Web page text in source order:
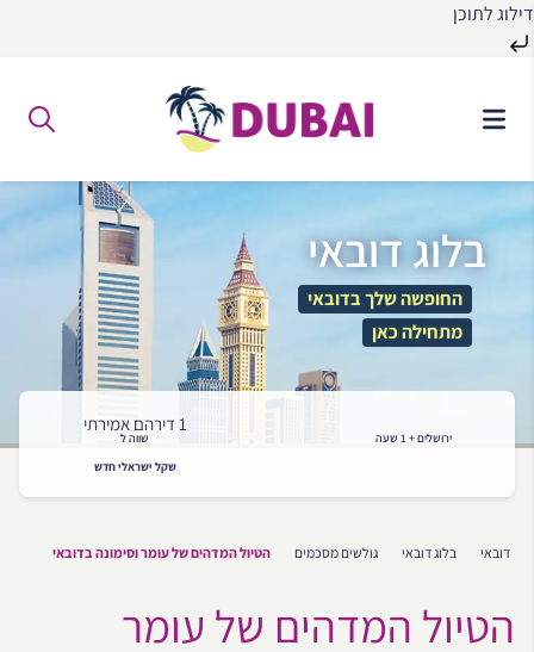
דילוג לתוכן
התוכן
בלוג דובאי
החופשה שלך בדובאי
מתחילה כאן
ירושלים + 1 שעה
1 דירהם אמירתי
שווה ל
שקל ישראלי חדש
דובאי בלוג דובאי גולשים מסכמים הטיול המדהים של עומר וסימונה בדובאי
הטיול המדהים של עומר